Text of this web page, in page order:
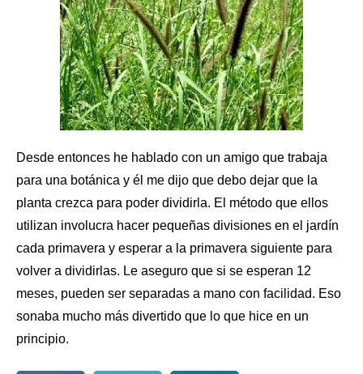
Desde entonces he hablado con un amigo que trabaja
para una botánica y él me dijo que debo dejar que la
planta crezca para poder dividirla. El método que ellos
utilizan involucra hacer pequeñas divisiones en el jardín
cada primavera y esperar a la primavera siguiente para
volver a dividirlas. Le aseguro que si se esperan 12
meses, pueden ser separadas a mano con facilidad. Eso
sonaba mucho más divertido que lo que hice en un
principio.